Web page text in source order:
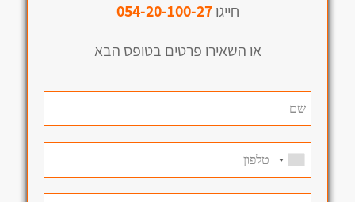
חייגו054-20-100-27
או השאירו פרטים בטופס הבא